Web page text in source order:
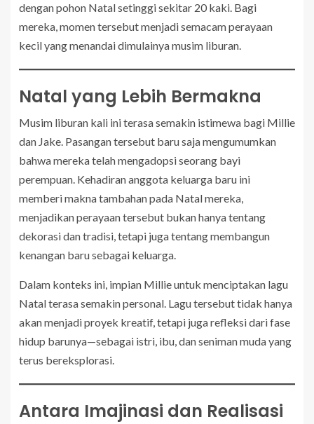
dengan pohon Natal setinggi sekitar 20 kaki. Bagi
mereka, momen tersebut menjadi semacam perayaan
kecil yang menandai dimulainya musim liburan.
Natal yang Lebih Bermakna
Musim liburan kali ini terasa semakin istimewa bagi Millie
dan Jake. Pasangan tersebut baru saja mengumumkan
bahwa mereka telah mengadopsi seorang bayi
perempuan. Kehadiran anggota keluarga baru ini
memberi makna tambahan pada Natal mereka,
menjadikan perayaan tersebut bukan hanya tentang
dekorasi dan tradisi, tetapi juga tentang membangun
kenangan baru sebagai keluarga.
Dalam konteks ini, impian Millie untuk menciptakan lagu
Natal terasa semakin personal. Lagu tersebut tidak hanya
akan menjadi proyek kreatif, tetapi juga refleksi dari fase
hidup barunya—sebagai istri, ibu, dan seniman muda yang
terus bereksplorasi.
Antara Imajinasi dan Realisasi